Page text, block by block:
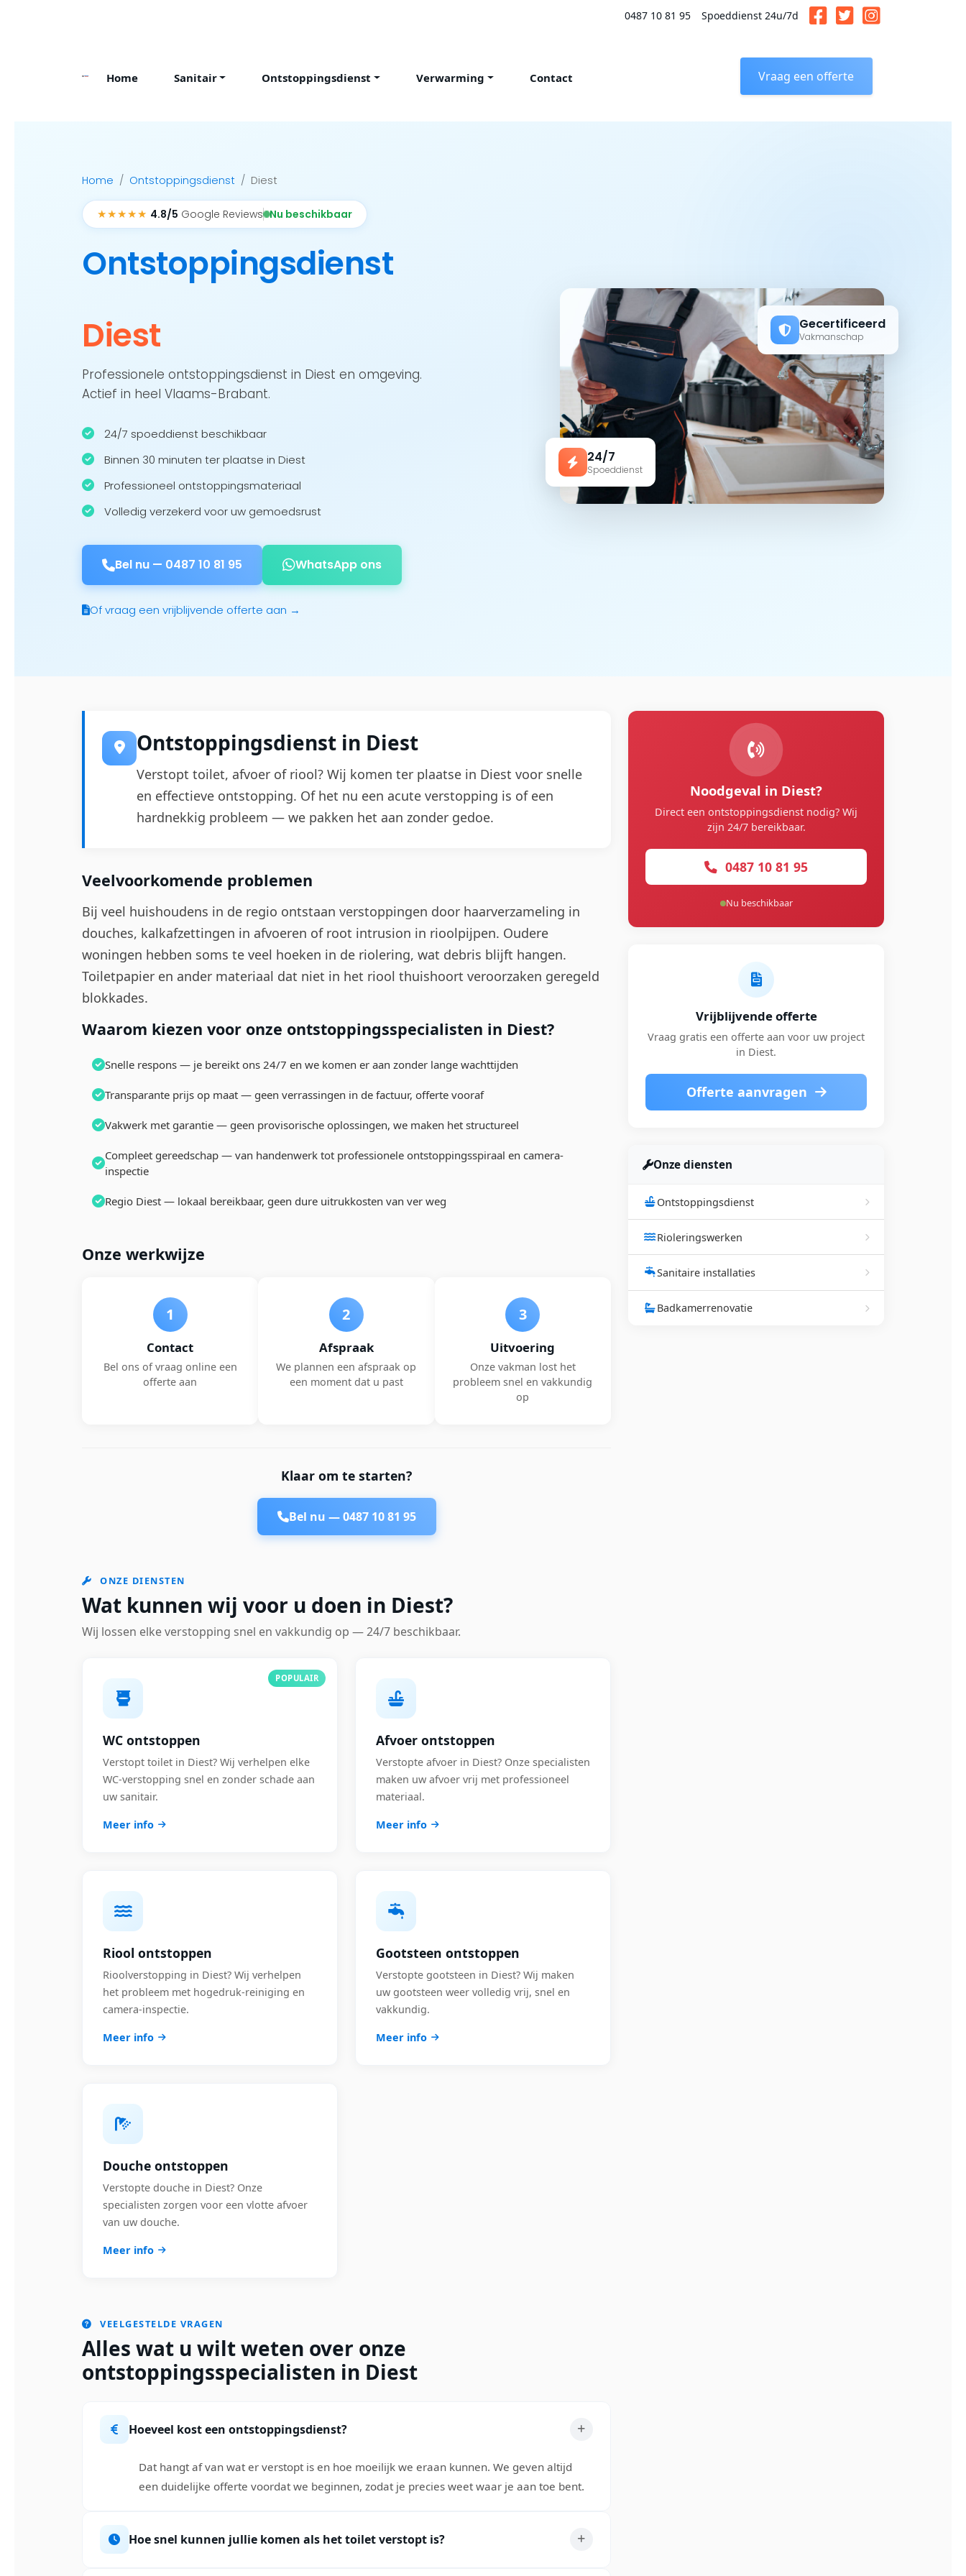
0487 10 81 95 Spoeddienst 24u/7d
Home Sanitair Ontstoppingsdienst Verwarming Contact Vraag een offerte
Home Ontstoppingsdienst Diest
★★★★★ 4.8/5 Google Reviews Nu beschikbaar
Ontstoppingsdienst
Diest
Professionele ontstoppingsdienst in Diest en omgeving.
Actief in heel Vlaams-Brabant.
24/7 spoeddienst beschikbaar
Binnen 30 minuten ter plaatse in Diest
Professioneel ontstoppingsmateriaal
Volledig verzekerd voor uw gemoedsrust
Bel nu — 0487 10 81 95 WhatsApp ons
Of vraag een vrijblijvende offerte aan →
24/7
Spoeddienst
Gecertificeerd
Vakmanschap
Ontstoppingsdienst in Diest
Verstopt toilet, afvoer of riool? Wij komen ter plaatse in Diest voor snelle
en effectieve ontstopping. Of het nu een acute verstopping is of een
hardnekkig probleem — we pakken het aan zonder gedoe.
Veelvoorkomende problemen
Bij veel huishoudens in de regio ontstaan verstoppingen door haarverzameling in
douches, kalkafzettingen in afvoeren of root intrusion in rioolpijpen. Oudere
woningen hebben soms te veel hoeken in de riolering, wat debris blijft hangen.
Toiletpapier en ander materiaal dat niet in het riool thuishoort veroorzaken geregeld
blokkades.
Waarom kiezen voor onze ontstoppingsspecialisten in Diest?
Snelle respons — je bereikt ons 24/7 en we komen er aan zonder lange wachttijden
Transparante prijs op maat — geen verrassingen in de factuur, offerte vooraf
Vakwerk met garantie — geen provisorische oplossingen, we maken het structureel
Compleet gereedschap — van handenwerk tot professionele ontstoppingsspiraal en camera-
inspectie
Regio Diest — lokaal bereikbaar, geen dure uitrukkosten van ver weg
Onze werkwijze
1
Contact
Bel ons of vraag online een
offerte aan
2
Afspraak
We plannen een afspraak op
een moment dat u past
3
Uitvoering
Onze vakman lost het
probleem snel en vakkundig
op
Klaar om te starten?
Bel nu —0487 10 81 95
ONZE DIENSTEN
Wat kunnen wij voor u doen in Diest?
Wij lossen elke verstopping snel en vakkundig op — 24/7 beschikbaar.
POPULAIR
WC ontstoppen
Verstopt toilet in Diest? Wij verhelpen elke
WC-verstopping snel en zonder schade aan
uw sanitair.
Meer info
Afvoer ontstoppen
Verstopte afvoer in Diest? Onze specialisten
maken uw afvoer vrij met professioneel
materiaal.
Meer info
Riool ontstoppen
Rioolverstopping in Diest? Wij verhelpen
het probleem met hogedruk-reiniging en
camera-inspectie.
Meer info
Gootsteen ontstoppen
Verstopte gootsteen in Diest? Wij maken
uw gootsteen weer volledig vrij, snel en
vakkundig.
Meer info
Douche ontstoppen
Verstopte douche in Diest? Onze
specialisten zorgen voor een vlotte afvoer
van uw douche.
Meer info
VEELGESTELDE VRAGEN
Alles wat u wilt weten over onze
ontstoppingsspecialisten in Diest
Hoeveel kost een ontstoppingsdienst?
Dat hangt af van wat er verstopt is en hoe moeilijk we eraan kunnen. We geven altijd
een duidelijke offerte voordat we beginnen, zodat je precies weet waar je aan toe bent.
Hoe snel kunnen jullie komen als het toilet verstopt is?
Noodgeval in Diest?
Direct een ontstoppingsdienst nodig? Wij
zijn 24/7 bereikbaar.
0487 10 81 95
Nu beschikbaar
Vrijblijvende offerte
Vraag gratis een offerte aan voor uw project
in Diest.
Offerte aanvragen
Onze diensten
Ontstoppingsdienst
Rioleringswerken
Sanitaire installaties
Badkamerrenovatie